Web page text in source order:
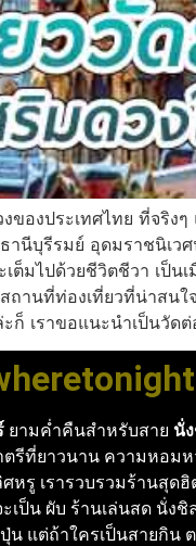
ของประเทศไทย ที่จริ
นีบุรีรมย์ อุดมราชนิเ
มไปด้วยชีวิตชีวา เป็น
านที่ท่องเที่ยวที่น่าสนใ
เราขอแนะนำเป็นวัดต่
ยามค่ำคืนสำหรับสาย นั่
ตรีที่ยาวนาน ความหอม
หรู เรารวบรวมร้านสุด
เป็น ผับ ร้านเล่นสด นั่งชิ
น แต่ถ้าใครเป็นสายกิน